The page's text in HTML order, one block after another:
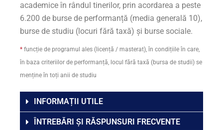
academice în rândul tinerilor, prin acordarea a peste
6.200 de burse de performanță (media generală 10),
burse de studiu (locuri fără taxă) și burse sociale.
* funcție de programul ales (licență / masterat), în condițiile în care,
în baza criteriilor de performanță, locul fără taxă (bursa de studii) se
menține în toți anii de studiu
INFORMAȚII UTILE
ÎNTREBĂRI ȘI RĂSPUNSURI FRECVENTE